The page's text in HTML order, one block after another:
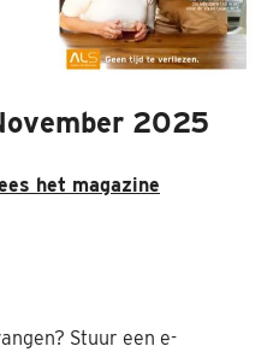
2025
het magazine
Stuur een e-